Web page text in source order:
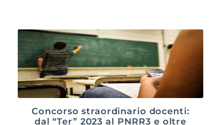
Concorso straordinario docenti:
dal “Ter” 2023 al PNRR3 e oltre